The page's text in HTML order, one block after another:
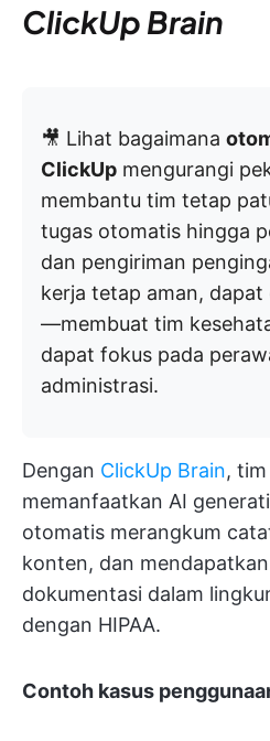
ClickUp Brain
🎥 Lihat bagaimana
ClickUp mengurangi
membantu tim tetap
tugas otomatis hingga
dan pengiriman
kerja tetap aman, dapat
—membuat tim
dapat fokus pada
administrasi.
Dengan ClickUp Brain,
memanfaatkan AI
otomatis merangkum
konten, dan
dokumentasi dalam
dengan HIPAA.
Contoh kasus